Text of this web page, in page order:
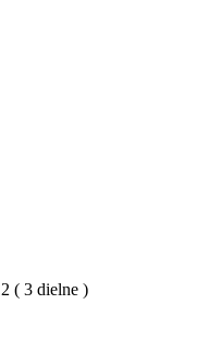
( 3 dielne )